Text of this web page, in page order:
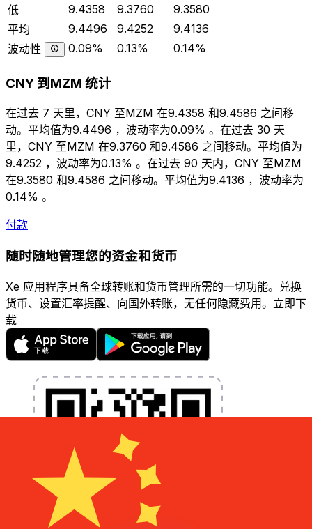
低
9.4358 9.3760
9.3580
平均
9.4496 9.4252
9.4136
波动性
0.09% 0.13% 0.14%
CNY 到MZM 统计
在过去 7 天里，CNY 至MZM 在9.4358 和9.4586 之间移
动。平均值为9.4496 ，波动率为0.09% 。在过去 30 天
里，CNY 至MZM 在9.3760 和9.4586 之间移动。平均值为
9.4252 ，波动率为0.13% 。在过去 90 天内，CNY 至MZM
在9.3580 和9.4586 之间移动。平均值为9.4136 ，波动率为
0.14% 。
付款
随时随地管理您的资金和货币
Xe 应用程序具备全球转账和货币管理所需的一切功能。兑换
货币、设置汇率提醒、向国外转账，无任何隐藏费用。立即下
载